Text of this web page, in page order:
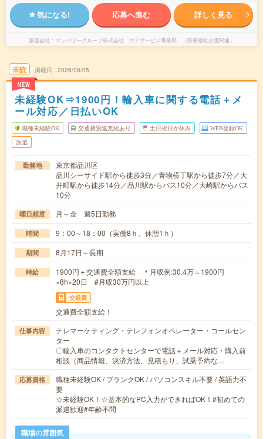
気になる! 応募へ進む 詳しく見る
派遣会社 マンパワーグループ株式会社 ケアサービス事業部 （医療福祉介護関連）
未読
NEW
掲載日 2026/08/05
未経験OK⇒1900円！輸入車に関する電話＋メ
ール対応／日払いOK
職種未経験OK 交通費別途支給あり 土日祝日が休み WEB登録OK
派遣
勤務地
東京都品川区
品川シーサイド駅から徒歩3分／青物横丁駅から徒歩7分／大
井町駅から徒歩14分／品川駅からバス10分／大崎駅からバス
10分
曜日頻度 月～金 週5日勤務
時間 9：00～18：00（実働8ｈ、休憩1ｈ）
期間 8月17日～長期
時給
1900円＋交通費全額支給 ＊月収例:30.4万＝1900円
×8h×20日 #月収30万円以上
交通費
交通費全額支給！
仕事内容
テレマーケティング・テレフォンオペレーター・コールセン
ター
〇輸入車のコンタクトセンターで電話＋メール対応・購入前
相談（商品情報、決済方法、見積もり、試乗予約な…
応募資格
職種未経験OK / ブランクOK / パソコンスキル不要 / 英語力不
要
☆未経験OK！☆基本的なPC入力ができればOK！#初めての
派遣歓迎#年齢不問
職場の雰囲気